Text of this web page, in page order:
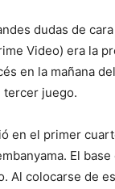
dudas de
Video) era la
en la mañana
tercer juego.
en el primer
El
Al colocarse de